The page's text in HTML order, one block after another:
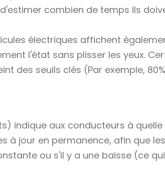
combien de temps ils
électriques affichent
l'état sans plisser les yeux.
des seuils clés (Par exemple,
indique aux conducteurs à quelle
à jour en permanence, afin que les
ou s'il y a une baisse (ce